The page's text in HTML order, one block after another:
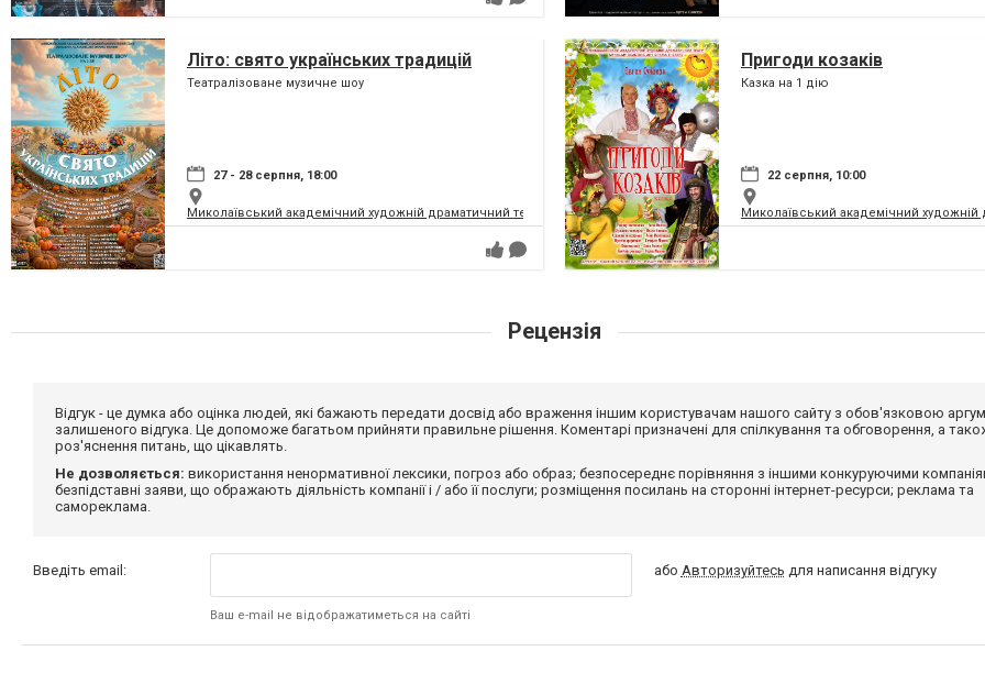
Літо: свято українських традицій
Театралізоване музичне шоу
27 - 28 серпня, 18:00
Миколаївський академічний художній драматичний театр
Пригоди козаків
Казка на 1 дію
22 серпня, 10:00
Миколаївський академічний художній
Рецензія
Відгук - це думка або оцінка людей, які бажають передати досвід або враження іншим користувачам нашого сайту з обов'язковою
залишеного відгука. Це допоможе багатьом прийняти правильне рішення. Коментарі призначені для спілкування та обговорення, а
роз'яснення питань, що цікавлять.
Не дозволяється: використання ненормативної лексики, погроз або образ; безпосереднє порівняння з іншими конкуруючими
безпідставні заяви, що ображають діяльність компанії і / або її послуги; розміщення посилань на сторонні інтернет-ресурси; реклама та
самореклама.
Введіть email:
Ваш e-mail не відображатиметься на сайті
або Авторизуйтесь для написання відгуку